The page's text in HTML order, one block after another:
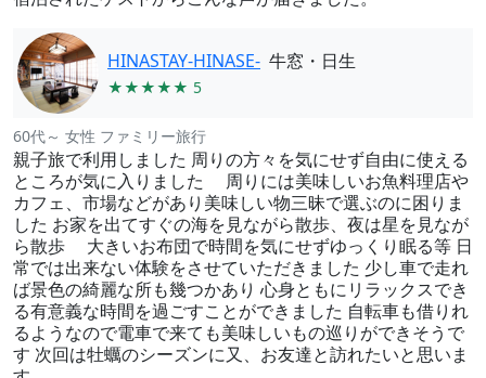
HINASTAY-HINASE- 牛窓・日生
★★★★★ 5
60代～ 女性 ファミリー旅行
親子旅で利用しました 周りの方々を気にせず自由に使える
ところが気に入りました 周りには美味しいお魚料理店や
カフェ、市場などがあり美味しい物三昧で選ぶのに困りま
した お家を出てすぐの海を見ながら散歩、夜は星を見なが
ら散歩 大きいお布団で時間を気にせずゆっくり眠る等 日
常では出来ない体験をさせていただきました 少し車で走れ
ば景色の綺麗な所も幾つかあり 心身ともにリラックスでき
る有意義な時間を過ごすことができました 自転車も借りれ
るようなので電車で来ても美味しいもの巡りができそうで
す 次回は牡蠣のシーズンに又、お友達と訪れたいと思いま